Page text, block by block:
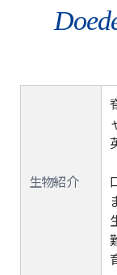
生物紹介